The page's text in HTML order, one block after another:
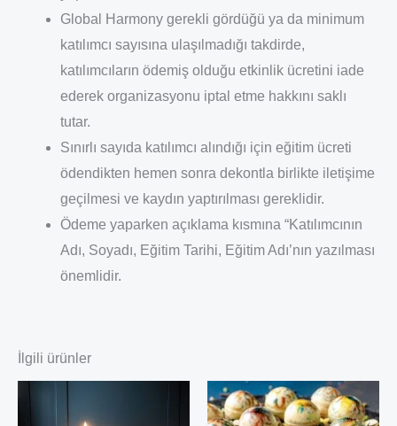
Global Harmony gerekli gördüğü ya da minimum
katılımcı sayısına ulaşılmadığı takdirde,
katılımcıların ödemiş olduğu etkinlik ücretini iade
ederek organizasyonu iptal etme hakkını saklı
tutar.
Sınırlı sayıda katılımcı alındığı için eğitim ücreti
ödendikten hemen sonra dekontla birlikte iletişime
geçilmesi ve kaydın yaptırılması gereklidir.
Ödeme yaparken açıklama kısmına “Katılımcının
Adı, Soyadı, Eğitim Tarihi, Eğitim Adı’nın yazılması
önemlidir.
İlgili ürünler